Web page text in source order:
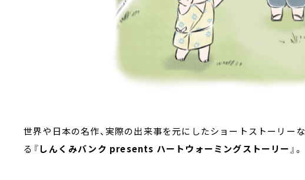
世界や日本の名作、実際の出来事を元にしたショートストーリー
る『しんくみバンク presents ハートウォーミングストーリー 』。